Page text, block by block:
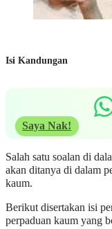
Isi Kandungan
Saya Nak!
Salah satu soalan di
akan ditanya di dalam
kaum.
Berikut disertakan isi
perpaduan kaum yang